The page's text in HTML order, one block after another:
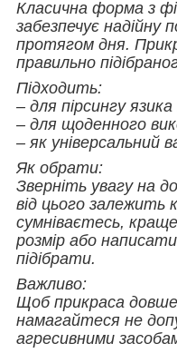
Класична форма з
забезпечує
протягом дня.
правильно
Підходить:
– для пірсингу
– для щоденного
– як універсальний
Як обрати:
Зверніть увагу на
від цього
сумніваєтесь,
розмір або
підібрати.
Важливо:
Щоб прикраса довше
намагайтеся не
агресивними